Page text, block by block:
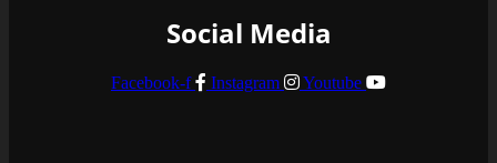
Social Media
Facebook-f Instagram Youtube